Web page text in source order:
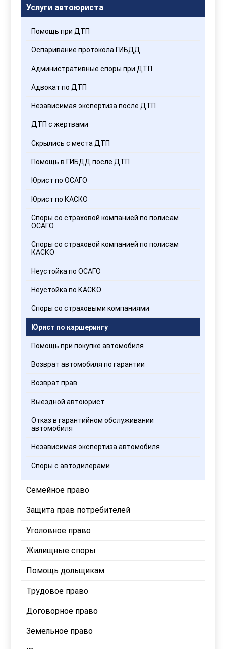
Услуги автоюриста
Помощь при ДТП
Оспаривание протокола ГИБДД
Административные споры при ДТП
Адвокат по ДТП
Независимая экспертиза после ДТП
ДТП с жертвами
Скрылись с места ДТП
Помощь в ГИБДД после ДТП
Юрист по ОСАГО
Юрист по КАСКО
Споры со страховой компанией по полисам
ОСАГО
Споры со страховой компанией по полисам
КАСКО
Неустойка по ОСАГО
Неустойка по КАСКО
Споры со страховыми компаниями
Юрист по каршерингу
Помощь при покупке автомобиля
Возврат автомобиля по гарантии
Возврат прав
Выездной автоюрист
Отказ в гарантийном обслуживании
автомобиля
Независимая экспертиза автомобиля
Споры с автодилерами
Семейное право
Защита прав потребителей
Уголовное право
Жилищные споры
Помощь дольщикам
Трудовое право
Договорное право
Земельное право